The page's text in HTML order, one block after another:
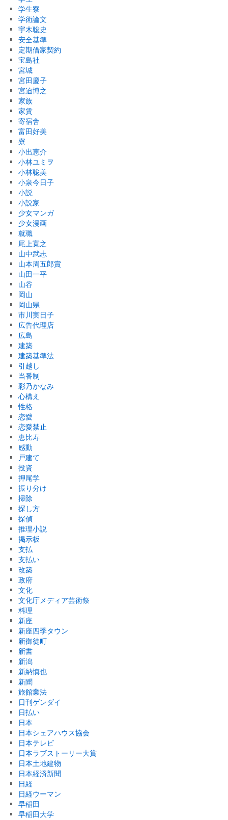
学生寮
学術論文
宇木聡史
安全基準
定期借家契約
宝島社
宮城
宮田慶子
宮迫博之
家族
家賃
寄宿舎
富田好美
寮
小出恵介
小林ユミヲ
小林聡美
小泉今日子
小説
小説家
少女マンガ
少女漫画
就職
尾上寛之
山中武志
山本周五郎賞
山田一平
山谷
岡山
岡山県
市川実日子
広告代理店
広島
建築
建築基準法
引越し
当番制
彩乃かなみ
心構え
性格
恋愛
恋愛禁止
恵比寿
感動
戸建て
投資
押尾学
振り分け
掃除
探し方
探偵
推理小説
掲示板
支払
支払い
改築
政府
文化
文化庁メディア芸術祭
料理
新座
新座四季タウン
新御徒町
新書
新潟
新納慎也
新聞
旅館業法
日刊ゲンダイ
日払い
日本
日本シェアハウス協会
日本テレビ
日本ラブストーリー大賞
日本土地建物
日本経済新聞
日経
日経ウーマン
早稲田
早稲田大学